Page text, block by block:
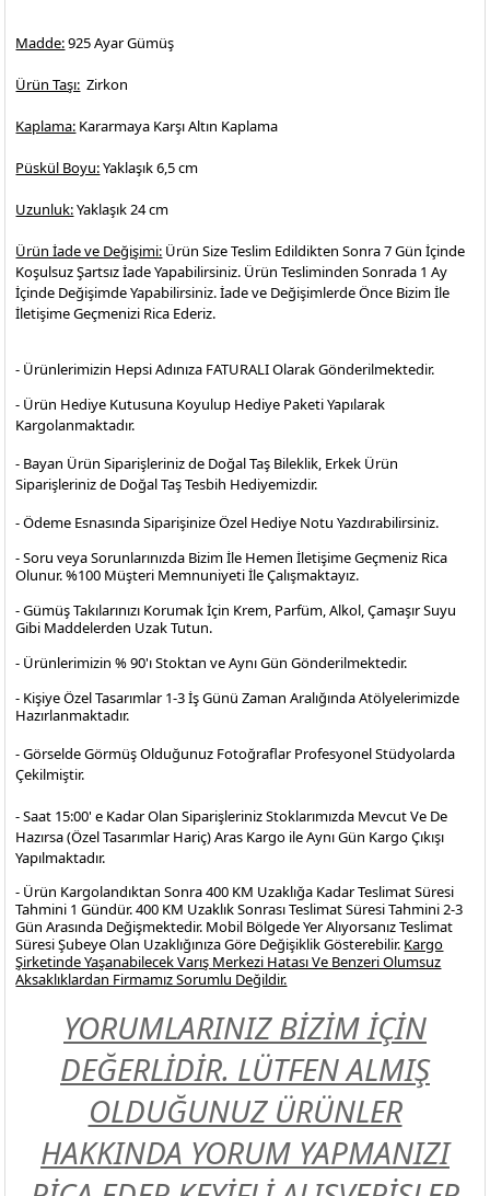
Madde:925 Ayar Gümüş
Ürün Taşı: Zirkon
Kaplama: Kararmaya Karşı Altın Kaplama
Püskül Boyu:Yaklaşık 6,5 cm
Uzunluk:Yaklaşık 24 cm
Ürün İade ve Değişimi: Ürün Size Teslim Edildikten Sonra 7 Gün İçinde
Koşulsuz Şartsız İade Yapabilirsiniz. Ürün Tesliminden Sonrada 1 Ay
İçinde Değişimde Yapabilirsiniz. İade ve Değişimlerde Önce Bizim İle
İletişime Geçmenizi Rica Ederiz.
- Ürünlerimizin Hepsi Adınıza FATURALI Olarak Gönderilmektedir.
- Ürün Hediye Kutusuna Koyulup Hediye Paketi Yapılarak
Kargolanmaktadır.
- Bayan Ürün Siparişleriniz de Doğal Taş Bileklik, Erkek Ürün
Siparişleriniz de Doğal Taş Tesbih Hediyemizdir.
- Ödeme Esnasında Siparişinize Özel Hediye Notu Yazdırabilirsiniz.
- Soru veya Sorunlarınızda Bizim İle Hemen İletişime Geçmeniz Rica
Olunur. %100 Müşteri Memnuniyeti İle Çalışmaktayız.
- Gümüş Takılarınızı Korumak İçin Krem, Parfüm, Alkol, Çamaşır Suyu
Gibi Maddelerden Uzak Tutun.
- Ürünlerimizin % 90'ı Stoktan ve Aynı Gün Gönderilmektedir.
- Kişiye Özel Tasarımlar 1-3 İş Günü Zaman Aralığında Atölyelerimizde
Hazırlanmaktadır.
- Görselde Görmüş Olduğunuz Fotoğraflar ProfesyonelStüdyolarda
Çekilmiştir.
- Saat 15:00' e Kadar Olan Siparişleriniz Stoklarımızda Mevcut Ve De
Hazırsa (Özel Tasarımlar Hariç) Aras Kargo ile Aynı Gün Kargo Çıkışı
Yapılmaktadır.
- Ürün Kargolandıktan Sonra 400 KM Uzaklığa Kadar Teslimat Süresi
Tahmini 1 Gündür. 400 KM Uzaklık Sonrası Teslimat Süresi Tahmini 2-3
Gün Arasında Değişmektedir. Mobil Bölgede Yer Alıyorsanız Teslimat
Süresi Şubeye Olan Uzaklığınıza Göre Değişiklik Gösterebilir. Kargo
Şirketinde Yaşanabilecek Varış Merkezi Hatası Ve Benzeri Olumsuz
Aksaklıklardan Firmamız Sorumlu Değildir.
YORUMLARINIZ BİZİM İÇİN
DEĞERLİDİR. LÜTFEN ALMIŞ
OLDUĞUNUZ ÜRÜNLER
HAKKINDA YORUM YAPMANIZI